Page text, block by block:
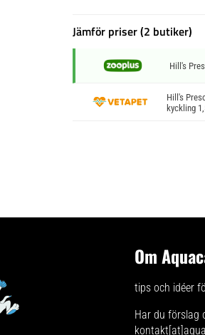
Jämför priser (2 butiker)
Hill's
Hill's
kyckling
Om
tips och idéer
Har du förslag